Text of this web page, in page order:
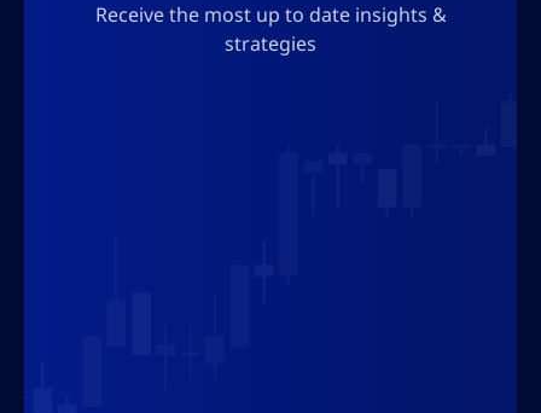
Receive the most up to date insights &
strategies